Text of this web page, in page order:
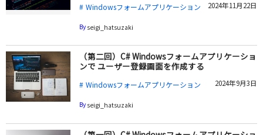
Windowsフォームアプリケーション 2024年11月22日
Byseigi_hatsuzaki
（第二回）C# Windowsフォームアプリケーショ
ンで ユーザー登録画面を作成する
Windowsフォームアプリケーション 2024年9月3日
Byseigi_hatsuzaki